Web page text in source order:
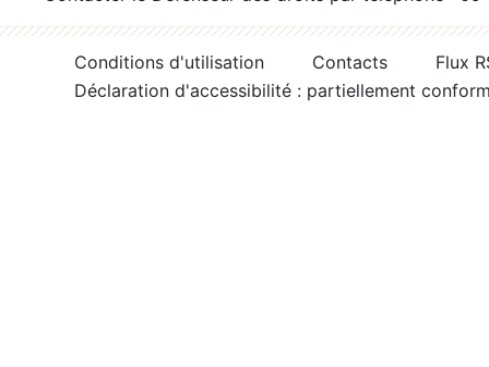
Conditions d'utilisation Contacts
Flux
Déclaration d'accessibilité : partiellement